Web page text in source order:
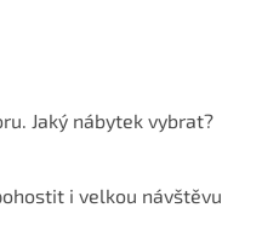
Jaký nábytek vybrat?
i velkou návštěvu